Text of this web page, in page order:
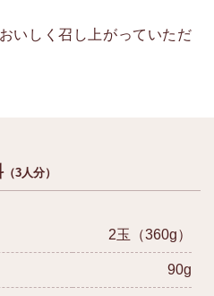
いしく召し上がっていただ
（3人分）
2玉（360g）
90g